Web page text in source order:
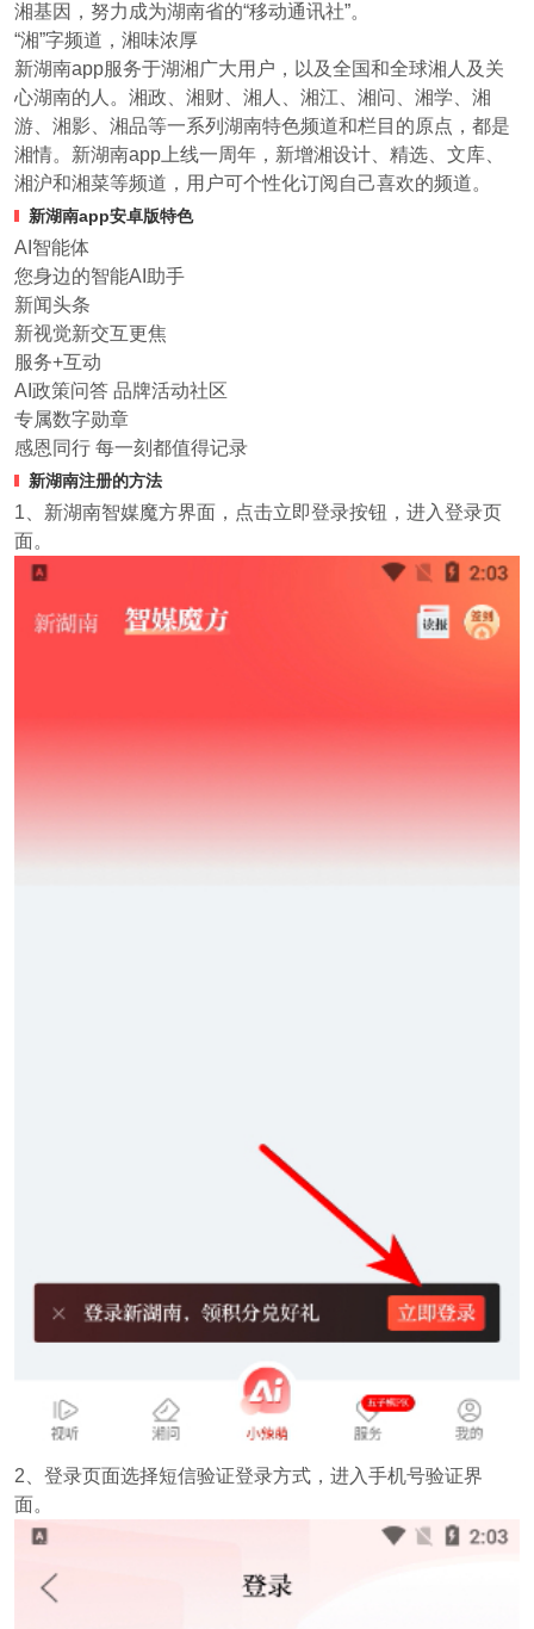
湘基因，努力成为湖南省的“移动通讯社”。
“湘”字频道，湘味浓厚
新湖南app服务于湖湘广大用户，以及全国和全球湘人及关
心湖南的人。湘政、湘财、湘人、湘江、湘问、湘学、湘
游、湘影、湘品等一系列湖南特色频道和栏目的原点，都是
湘情。新湖南app上线一周年，新增湘设计、精选、文库、
湘沪和湘菜等频道，用户可个性化订阅自己喜欢的频道。
新湖南app安卓版特色
AI智能体
您身边的智能AI助手
新闻头条
新视觉新交互更焦
服务+互动
AI政策问答 品牌活动社区
专属数字勋章
感恩同行 每一刻都值得记录
新湖南注册的方法
1、新湖南智媒魔方界面，点击立即登录按钮，进入登录页
面。
2、登录页面选择短信验证登录方式，进入手机号验证界
面。